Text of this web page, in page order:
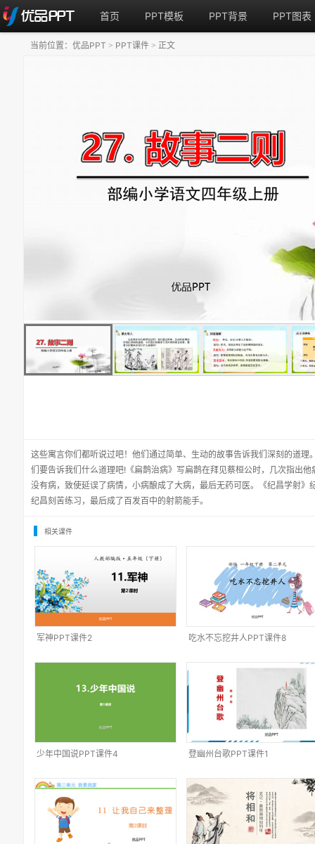
首页 PPT模板 PPT背景 PPT图表
这些寓言你们都听说过吧！他们通过简单、生动的故事告诉我们深刻的道
们要告诉我们什么道理吧!《扁鹊治病》写扁鹊在拜见蔡桓公时，几次指出
没有病，致使延误了病情，小病酿成了大病，最后无药可医。《纪昌学射
纪昌刻苦练习，最后成了百发百中的射箭能手。
当前位置： 优品PPT > PPT课件 > 正文
相关课件
军神PPT课件2 吃水不忘挖井人PPT课件8
少年中国说PPT课件4 登幽州台歌PPT课件1